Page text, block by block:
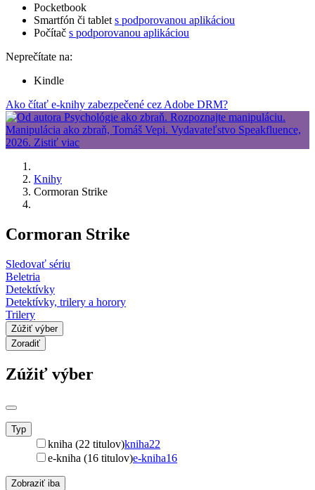
Pocketbook
Smartfón či tablet s podporovanou aplikáciou
Počítač s podporovanou aplikáciou
Neprečítate na:
Kindle
Ako čítať e-knihy zabezpečené cez Adobe DRM?
Knihy
Cormoran Strike
Cormoran Strike
Sledovať sériu
Beletria
Detektívky
Detektívky, trilery a horory
Trilery
Zúžiť výber
Zoradiť
Zúžiť výber
Typ
kniha (22 titulov)kniha22
e-kniha (16 titulov)e-kniha16
Zobraziť iba